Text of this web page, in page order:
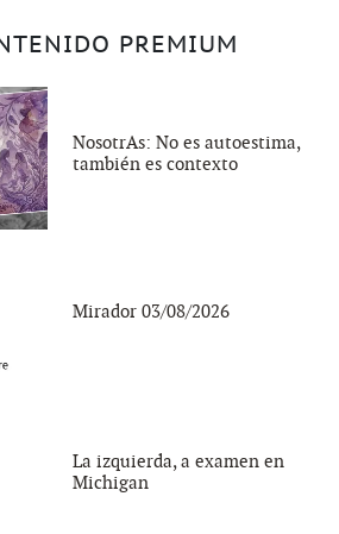
PREMIUM
NosotrAs: No es autoestima,
también es contexto
Mirador 03/08/2026
La izquierda, a examen en
Michigan